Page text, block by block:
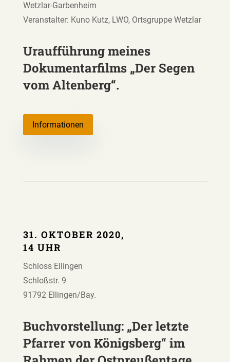
Wetzlar-Garbenheim
Veranstalter: Kuno Kutz, LWO, Ortsgruppe Wetzlar
Uraufführung meines
Dokumentarfilms „Der Segen
vom Altenberg“.
Informationen
31. OKTOBER 2020,
14 UHR
Schloss Ellingen
Schloßstr. 9
91792 Ellingen/Bay.
Buchvorstellung: „Der letzte
Pfarrer von Königsberg“ im